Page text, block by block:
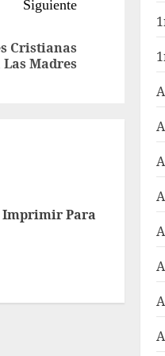
Siguiente
Cristianas
Las Madres
Imprimir Para